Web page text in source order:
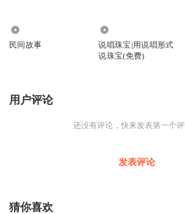
民间故事
说唱珠宝|用说唱形式
说珠宝(免费)
用户评论
还没有评论，快来发表第一个评
发表评论
猜你喜欢